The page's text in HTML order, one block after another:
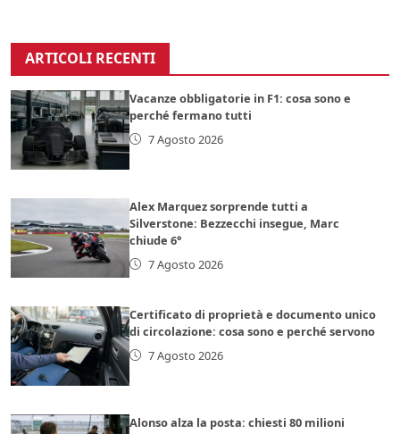
ARTICOLI RECENTI
Vacanze obbligatorie in F1: cosa sono e
perché fermano tutti
7 Agosto 2026
Alex Marquez sorprende tutti a
Silverstone: Bezzecchi insegue, Marc
chiude 6°
7 Agosto 2026
Certificato di proprietà e documento unico
di circolazione: cosa sono e perché servono
7 Agosto 2026
Alonso alza la posta: chiesti 80 milioni